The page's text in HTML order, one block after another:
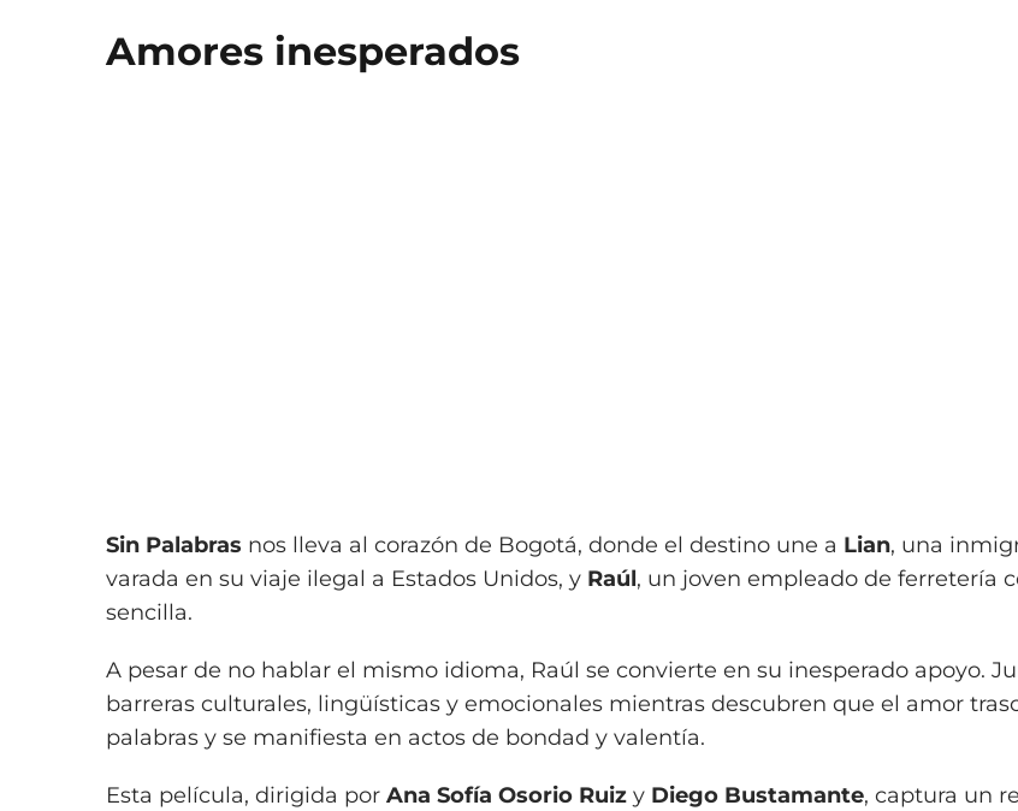
Amores inesperados
Sin Palabras nos lleva al corazón de Bogotá, donde el destino une a Lian, una
varada en su viaje ilegal a Estados Unidos, y Raúl, un joven empleado de ferretería
sencilla.
A pesar de no hablar el mismo idioma, Raúl se convierte en su inesperado apoyo.
barreras culturales, lingüísticas y emocionales mientras descubren que el amor
palabras y se manifiesta en actos de bondad y valentía.
Esta película, dirigida por Ana Sofía Osorio Ruiz y Diego Bustamante, captura un